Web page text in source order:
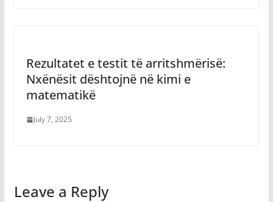
Rezultatet e testit të arritshmërisë:
Nxënësit dështojnë në kimi e
matematikë
July 7, 2025
Leave a Reply